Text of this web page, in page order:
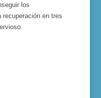
los
recuperación en tres